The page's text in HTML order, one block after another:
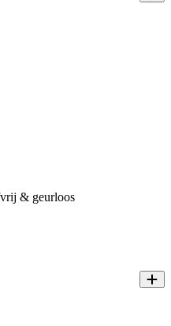
& geurloos